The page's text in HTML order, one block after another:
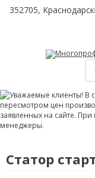
352705,
Статор